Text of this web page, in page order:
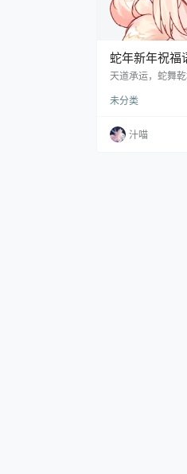
蛇年新年祝福
新年快乐！！
天道承运，蛇舞
变、再生，寓意
旺：愿您如蛇般
高歌猛进，节节
未分类
汁喵